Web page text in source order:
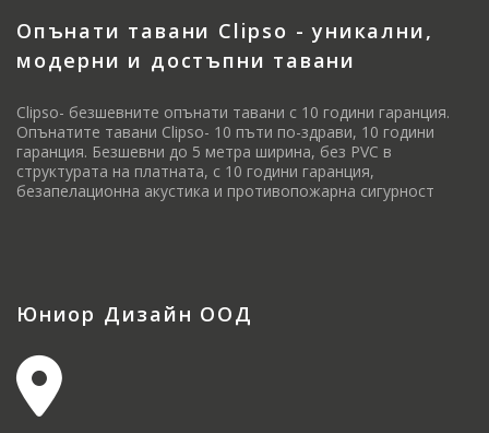
Опънати тавани Clipso - уникални,
модерни и достъпни тавани
Clipso- безшевните опънати тавани с 10 години гаранция.
Опънатите тавани Clipso- 10 пъти по-здрави, 10 години
гаранция. Безшевни до 5 метра ширина, без PVC в
структурата на платната, с 10 години гаранция,
безапелационна акустика и противопожарна сигурност
Юниор Дизайн ООД